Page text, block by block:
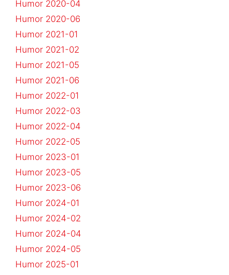
Humor 2020-04
Humor 2020-06
Humor 2021-01
Humor 2021-02
Humor 2021-05
Humor 2021-06
Humor 2022-01
Humor 2022-03
Humor 2022-04
Humor 2022-05
Humor 2023-01
Humor 2023-05
Humor 2023-06
Humor 2024-01
Humor 2024-02
Humor 2024-04
Humor 2024-05
Humor 2025-01